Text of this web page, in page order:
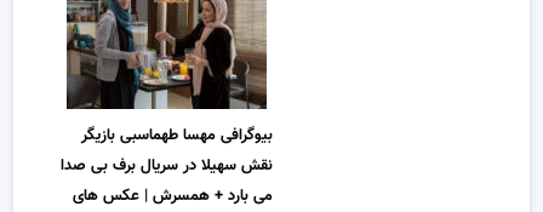
بیوگرافی مهسا طهماسبی بازیگر
نقش سهیلا در سریال برف بی صدا
می بارد + همسرش | عکس های